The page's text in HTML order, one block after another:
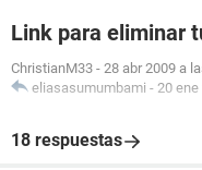
Link para eliminar
ChristianM33 - 28 abr 2009 a
eliasasumumbami - 20 ene
18 respuestas